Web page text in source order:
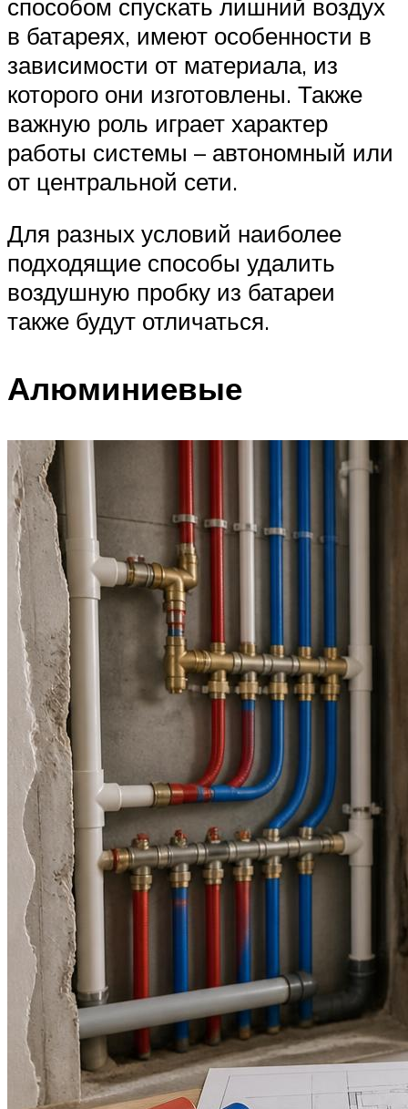
способом спускать лишний воздух
в батареях, имеют особенности в
зависимости от материала, из
которого они изготовлены. Также
важную роль играет характер
работы системы – автономный или
от центральной сети.
Для разных условий наиболее
подходящие способы удалить
воздушную пробку из батареи
также будут отличаться.
Алюминиевые